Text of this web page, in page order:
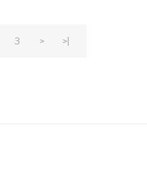
3 > >|